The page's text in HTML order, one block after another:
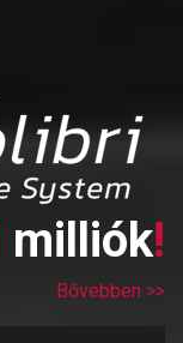
milliók!
Bővebben >>